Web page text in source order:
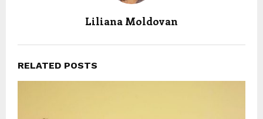
Liliana Moldovan
RELATED POSTS